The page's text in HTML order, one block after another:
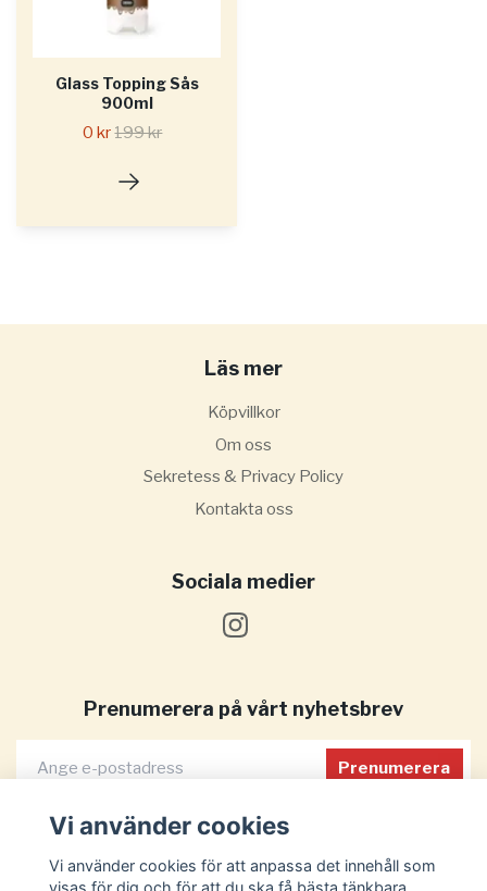
Glass Topping Sås
900ml
0 kr199 kr
Läs mer
Köpvillkor
Om oss
Sekretess & Privacy Policy
Kontakta oss
Sociala medier
Prenumerera på vårt nyhetsbrev
Prenumerera
Vi använder cookies
Vi använder cookies för att anpassa det innehåll som
visas för dig och för att du ska få bästa tänkbara